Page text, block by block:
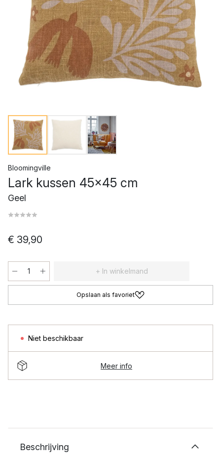
Bloomingville
Lark kussen 45x45 cm
Geel
€ 39,90
+ In winkelmand
Opslaan als favoriet
Niet beschikbaar
Meer info
Beschrijving